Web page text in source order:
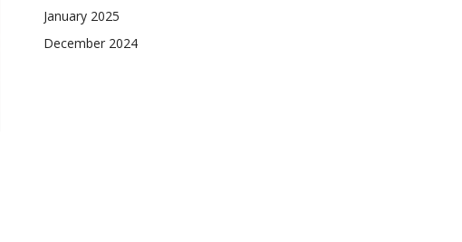
January 2025
December 2024